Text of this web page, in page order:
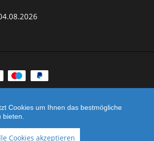
mit
lokal.de
Cookies um Ihnen das bestmögliche
Cookies akzeptieren